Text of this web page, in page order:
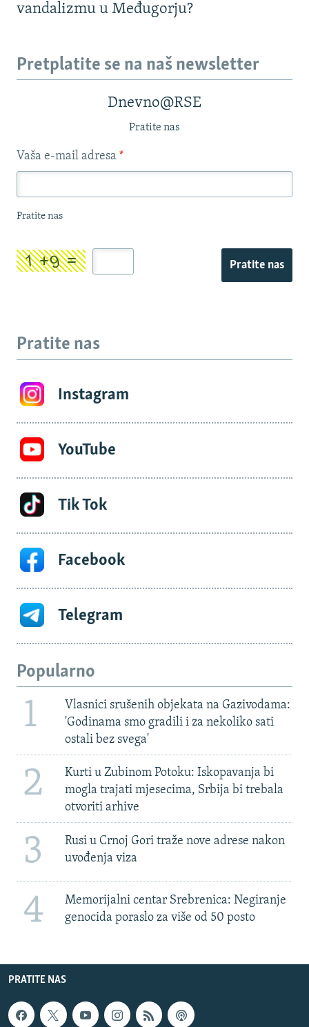
vandalizmu u Međugorju?
Pretplatite se na naš newsletter
Dnevno@RSE
Pratite nas
Vaša e-mail adresa *
Pratite nas
Pratite nas
Pratite nas
Instagram
YouTube
Tik Tok
Facebook
Telegram
Popularno
1
Vlasnici srušenih objekata na Gazivodama:
'Godinama smo gradili i za nekoliko sati
ostali bez svega'
2
Kurti u Zubinom Potoku: Iskopavanja bi
mogla trajati mjesecima, Srbija bi trebala
otvoriti arhive
3
Rusi u Crnoj Gori traže nove adrese nakon
uvođenja viza
4
Memorijalni centar Srebrenica: Negiranje
genocida poraslo za više od 50 posto
PRATITE NAS